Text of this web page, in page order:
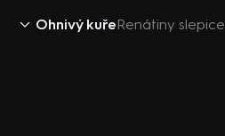
Ohnivý kuřeRenátiny slepice